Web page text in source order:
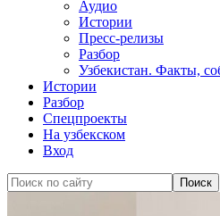
Аудио
Истории
Пресс-релизы
Разбор
Узбекистан. Факты,
Истории
Разбор
Спецпроекты
На узбекском
Вход